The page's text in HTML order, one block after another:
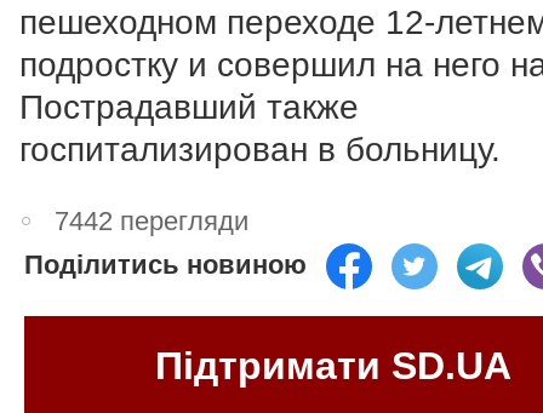
пешеходном переходе 12-
подростку и совершил на него
Пострадавший также
госпитализирован в больницу.
7442 перегляди
Поділитись новиною
Підтримати SD.UA